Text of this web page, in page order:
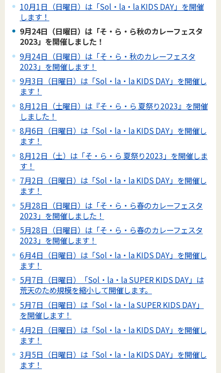
10月1日（日曜日）は「Sol・la・la KIDS DAY」を開催
します！
9月24日（日曜日）は「そ・ら・ら秋のカレーフェスタ
2023」を開催しました！
9月24日（日曜日）は「そ・ら・秋のカレーフェスタ
2023」を開催します！
9月3日（日曜日）は「Sol・la・la KIDS DAY」を開催し
ます！
8月12日（土曜日）は『そ・ら・ら 夏祭り2023』を開催
しました！
8月6日（日曜日）は「Sol・la・la KIDS DAY」を開催し
ます！
8月12日（土）は「そ・ら・ら 夏祭り2023」を開催しま
す！
7月2日（日曜日）は「Sol・la・la KIDS DAY」を開催し
ます！
5月28日（日曜日）は「そ・ら・ら春のカレーフェスタ
2023」を開催しました！
5月28日（日曜日）は「そ・ら・ら春のカレーフェスタ
2023」を開催します！
6月4日（日曜日）は「Sol・la・la KIDS DAY」を開催し
ます！
5月7日（日曜日）「Sol・la・la SUPER KIDS DAY」は
荒天のため規模を縮小して開催します。
5月7日（日曜日）は「Sol・la・la SUPER KIDS DAY」
を開催します！
4月2日（日曜日）は「Sol・la・la KIDS DAY」を開催し
ます！
3月5日（日曜日）は「Sol・la・la KIDS DAY」を開催し
ます！